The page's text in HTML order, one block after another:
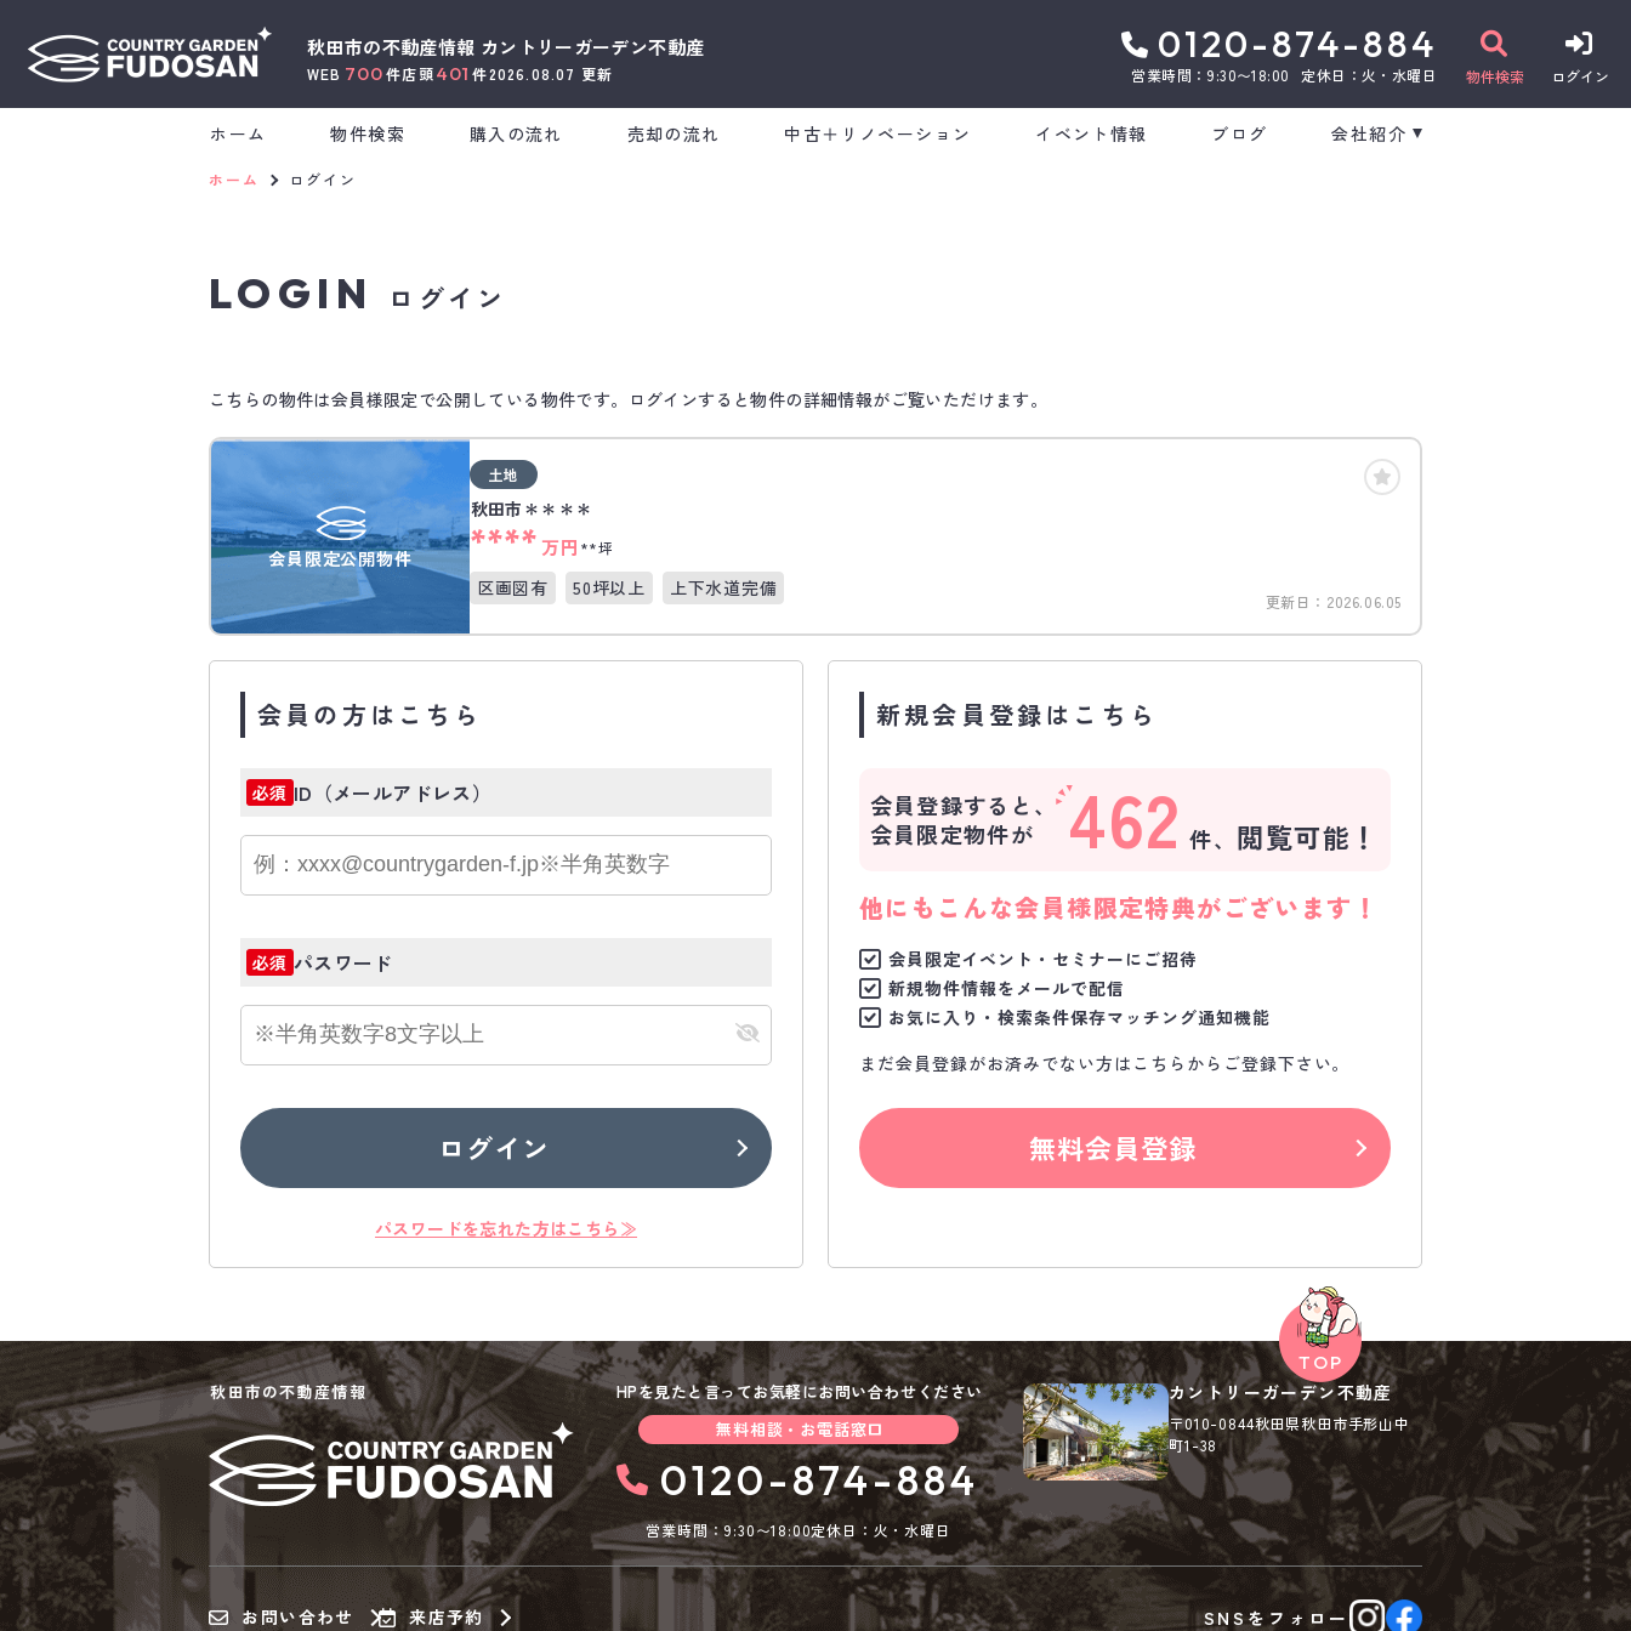
秋田市の不動産情報 カントリーガーデン不動産
WEB 700件店頭401 件2026.08.07 更新
0120-874-884
営業時間：9:30〜18:00 定休日：火・水曜日 物件検索 ログイン
ホーム 物件検索 購入の流れ 売却の流れ 中古＋リノベーション イベント情報 ブログ 会社紹介
ホーム ログイン
LOGIN ログイン
こちらの物件は会員様限定で公開している物件です。ログインすると物件の詳細情報がご覧いただけます。
会員限定公開物件
土地
秋田市＊＊＊＊
**** 万円 **坪
区画図有 50坪以上 上下水道完備
更新日： 2026.06.05
会員の方はこちら
必須 ID（メールアドレス）
必須 パスワード
ログイン
パスワードを忘れた方はこちら≫
新規会員登録はこちら
会員登録すると、
会員限定物件が
462 件、 閲覧可能！
他にもこんな会員様限定特典がございます！
会員限定イベント・セミナーにご招待
新規物件情報をメールで配信
お気に入り・検索条件保存マッチング通知機能
まだ会員登録がお済みでない方はこちらからご登録下さい。
無料会員登録
秋田市の不動産情報
HPを見たと言ってお気軽にお問い合わせください
無料相談・お電話窓口
0120-874-884
営業時間：9:30〜18:00定休日：火・水曜日
カントリーガーデン不動産
〒010-0844秋田県秋田市手形山中
町1-38
お問い合わせ 来店予約 SNSを フォロー